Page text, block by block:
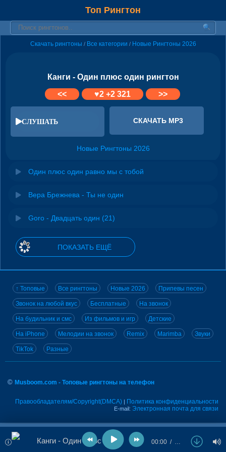
Топ Рингтон
Скачать рингтоны / Все категории / Новые Рингтоны 2026
Канги - Один плюс один рингтон
<<
♥2 +2 321 >>
СЛУШАТЬ СКАЧАТЬ MP3
Новые Рингтоны 2026
Один плюс один равно мы с тобой
Вера Брежнева - Ты не один
Goro - Двадцать один (21)
ПОКАЗАТЬ ЕЩЁ
↑ Топовые Все рингтоны Новые 2026 Припевы песен
Звонок на любой вкус Бесплатные На звонок
На будильник и смс Из фильмов и игр Детские
На iPhone Мелодии на звонок Remix Marimba Звуки
TikTok Разные
© Musboom.com - Топовые рингтоны на телефон
Правообладателям/Copyright(DMCA) | Политика конфиденциальности
E-mail: Электронная почта для связи
Канги - Один плюс один 00:00 …